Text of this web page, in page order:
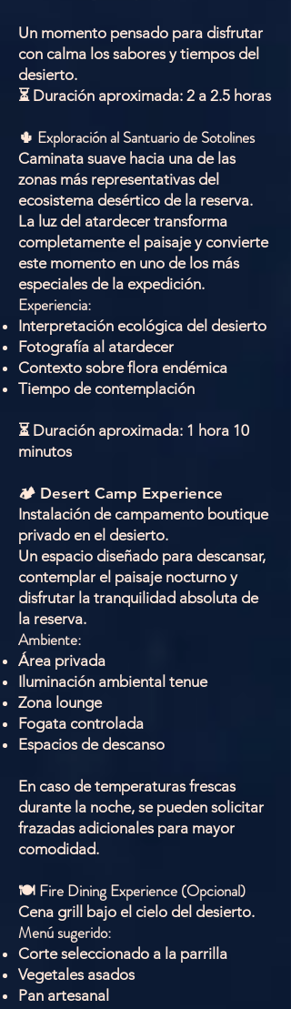
Un momento pensado para disfrutar
con calma los sabores y tiempos del
desierto.
⏳ Duración aproximada: 2 a 2.5 horas
🌵 Exploración al Santuario de Sotolines
Caminata suave hacia una de las
zonas más representativas del
ecosistema desértico de la reserva.
La luz del atardecer transforma
completamente el paisaje y convierte
este momento en uno de los más
especiales de la expedición.
Experiencia:
Interpretación ecológica del desierto
Fotografía al atardecer
Contexto sobre flora endémica
Tiempo de contemplación
⏳ Duración aproximada: 1 hora 10
minutos
🏕 Desert Camp Experience
Instalación de campamento boutique
privado en el desierto.
Un espacio diseñado para descansar,
contemplar el paisaje nocturno y
disfrutar la tranquilidad absoluta de
la reserva.
Ambiente:
Área privada
Iluminación ambiental tenue
Zona lounge
Fogata controlada
Espacios de descanso
En caso de temperaturas frescas
durante la noche, se pueden solicitar
frazadas adicionales para mayor
comodidad.
🍽 Fire Dining Experience (Opcional)
Cena grill bajo el cielo del desierto.
Menú sugerido:
Corte seleccionado a la parrilla
Vegetales asados
Pan artesanal